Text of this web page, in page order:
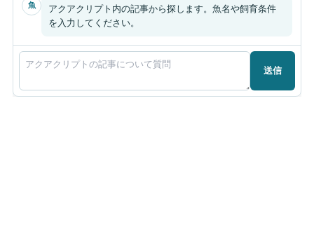
魚
アクアクリプト内の記事から探します。魚名や飼育条件
を入力してください。
送信